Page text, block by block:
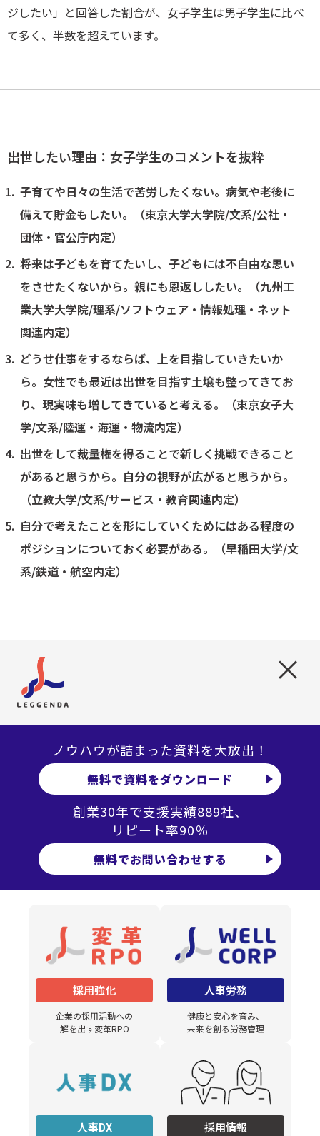
×
ノウハウが詰まった資料を大放出！
無料で資料をダウンロード
創業30年で支援実績889社、
リピート率90％
無料でお問い合わせする
採用強化
企業の採用活動への
解を出す変革RPO
人事労務
健康と安心を育み、
未来を創る労務管理
人事DX 採用情報
ジしたい」と回答した割合が、女子学生は男子学生に比べ
て多く、半数を超えています。
出世したい理由：女子学生のコメントを抜粋
子育てや日々の生活で苦労したくない。病気や老後に
備えて貯金もしたい。（東京大学大学院/文系/公社・
団体・官公庁内定）
将来は子どもを育てたいし、子どもには不自由な思い
をさせたくないから。親にも恩返ししたい。（九州工
業大学大学院/理系/ソフトウェア・情報処理・ネット
関連内定）
どうせ仕事をするならば、上を目指していきたいか
ら。女性でも最近は出世を目指す土壌も整ってきてお
り、現実味も増してきていると考える。（東京女子大
学/文系/陸運・海運・物流内定）
出世をして裁量権を得ることで新しく挑戦できること
があると思うから。自分の視野が広がると思うから。
（立教大学/文系/サービス・教育関連内定）
自分で考えたことを形にしていくためにはある程度の
ポジションについておく必要がある。（早稲田大学/文
系/鉄道・航空内定）
出世したくない理由（複数選択）
男女ともに、「プライベートの時間を確保したい」がトッ
プですが、女子学生は「自分のペースで仕事を進めたい」
「管理職やリーダーのような立場に向いていない」も、男
子学生に比べると高い割合となりました。
出世したくない理由：女子学生のコメントを抜粋